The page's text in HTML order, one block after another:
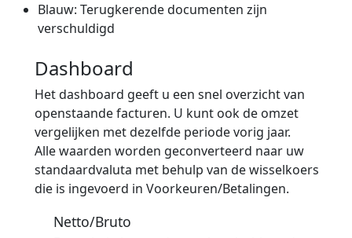
Blauw: Terugkerende documenten zijn
verschuldigd
Dashboard
Het dashboard geeft u een snel overzicht van
openstaande facturen. U kunt ook de omzet
vergelijken met dezelfde periode vorig jaar.
Alle waarden worden geconverteerd naar uw
standaardvaluta met behulp van de wisselkoers
die is ingevoerd in Voorkeuren/Betalingen.
Netto/Bruto